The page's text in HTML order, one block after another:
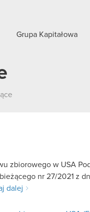
Grupa Kapitałowa
zbiorowego w USA
nr 27/2021 z
dalej